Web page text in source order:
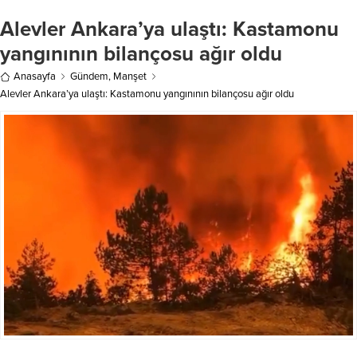
Mahallesi’nde 4 Mart gecesi
meydana gelen olayda, Abdioğlu
Kız Kur’an Kursu binası hedef...
önemli rolü üstlendiğini belirtti.
Yazmacı, “Dünyaya direnişi öğreten
Filistin’in yürekli...
Alevler Ankara’ya ulaştı: Kastamonu
yangınının bilançosu ağır oldu
Anasayfa Gündem, Manşet
Alevler Ankara’ya ulaştı: Kastamonu yangınının bilançosu ağır oldu